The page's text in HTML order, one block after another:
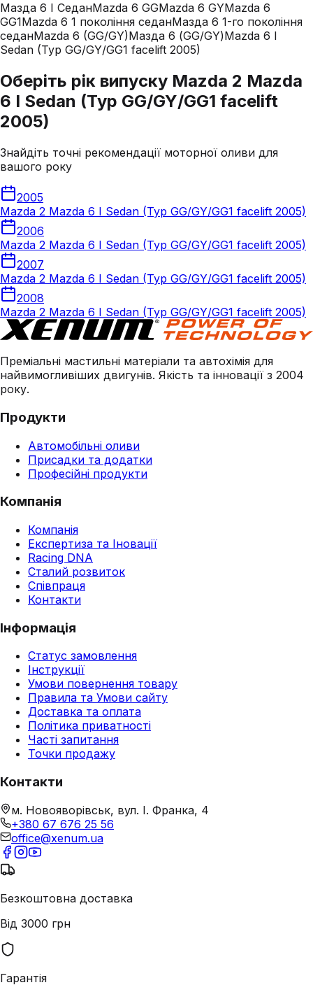
Мазда 6 I СеданMazda 6 GGMazda 6 GYMazda 6
GG1Mazda 6 1 покоління седанМазда 6 1-го покоління
седанMazda 6 (GG/GY)Мазда 6 (GG/GY)Mazda 6 I
Sedan (Typ GG/GY/GG1 facelift 2005)
Оберіть рік випуску Mazda 2 Mazda
6 I Sedan (Typ GG/GY/GG1 facelift
2005)
Знайдіть точні рекомендації моторної оливи для
вашого року
2005
Mazda 2 Mazda 6 I Sedan (Typ GG/GY/GG1 facelift 2005)
2006
Mazda 2 Mazda 6 I Sedan (Typ GG/GY/GG1 facelift 2005)
2007
Mazda 2 Mazda 6 I Sedan (Typ GG/GY/GG1 facelift 2005)
2008
Mazda 2 Mazda 6 I Sedan (Typ GG/GY/GG1 facelift 2005)
Преміальні мастильні матеріали та автохімія для
найвимогливіших двигунів. Якість та інновації з 2004
року.
Продукти
Автомобільні оливи
Присадки та додатки
Професійні продукти
Компанія
Компанія
Експертиза та Іновації
Racing DNA
Сталий розвиток
Співпраця
Контакти
Інформація
Статус замовлення
Інструкції
Умови повернення товару
Правила та Умови сайту
Доставка та оплата
Політика приватності
Часті запитання
Точки продажу
Контакти
м. Новояворівськ, вул. І. Франка, 4
+380 67 676 25 56
office@xenum.ua
Безкоштовна доставка
Від 3000 грн
Гарантія